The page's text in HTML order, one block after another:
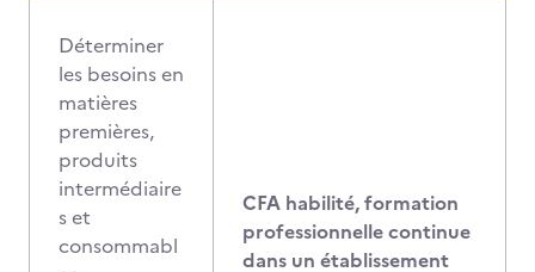
Déterminer
les besoins en
matières
premières,
produits
intermédiaire
s et
consommabl
CFA habilité, formation
professionnelle continue
dans un établissement